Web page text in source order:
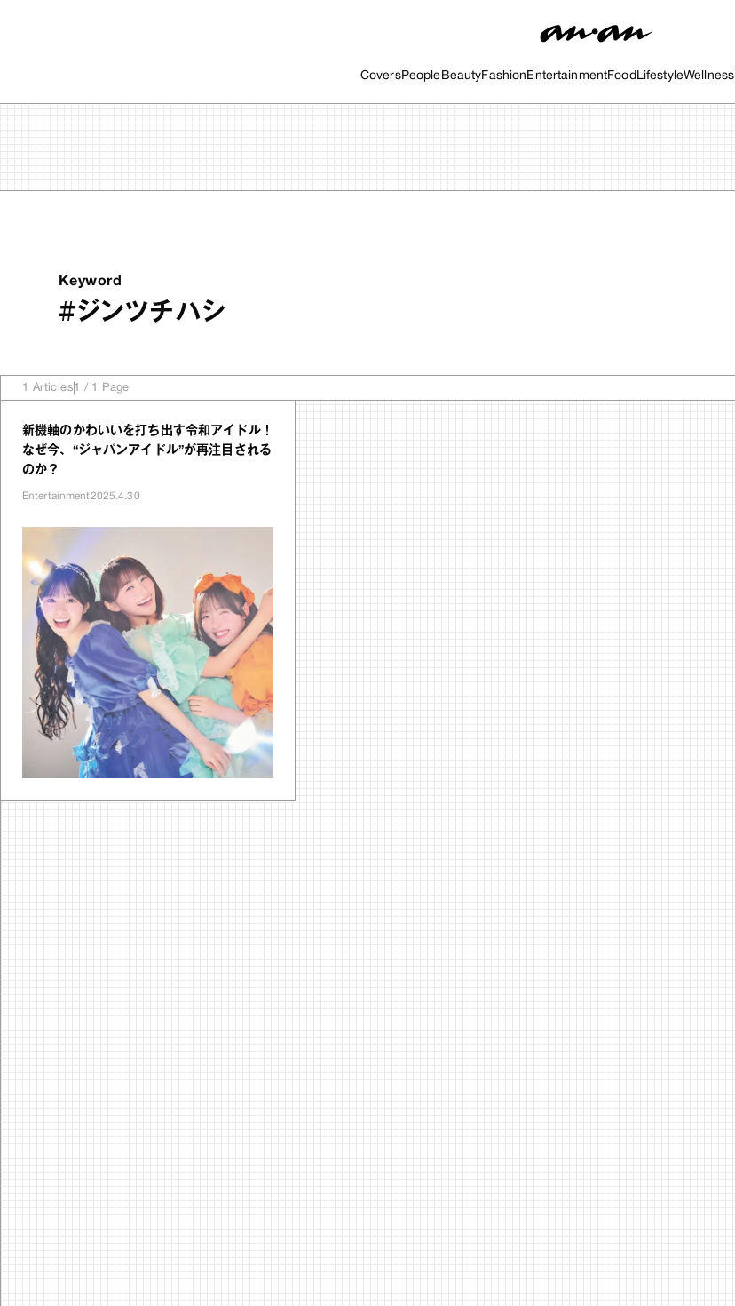
CoversPeople BeautyFashion EntertainmentFood LifestyleWellness
Keyword
#ジンツチハシ
1 Articles1 / 1 Page
新機軸のかわいいを打ち出す令和アイドル！
なぜ今、“ジャパンアイドル”が再注目される
のか？
Entertainment2025.4.30